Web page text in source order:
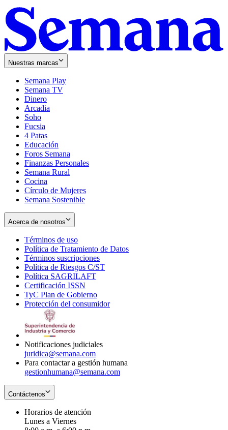
Nuestras marcas
Semana Play
Semana TV
Dinero
Arcadia
Soho
in
new
window
Fucsia
in
new
window
4 Patas
Educación
Foros Semana
Finanzas Personales
Semana Rural
Cocina
Círculo de Mujeres
Semana Sostenible
Acerca de nosotros
Términos de uso
in
new
window
Política de Tratamiento de Datos
Términos suscripciones
in
Política de Riesgos C/ST
Política SAGRILAFT
new
window
Certificación ISSN
in
new
TyC Plan de Gobierno
in
Protección del consumidorOpens
Notificaciones judiciales
juridica@semana.com
Para contactar a gestión humana
gestionhumana@semana.com
Contáctenos
Horarios de atención
Lunes a Viernes